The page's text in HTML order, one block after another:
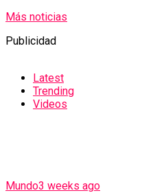
Más noticias
Publicidad
Latest
Trending
Videos
Mundo3 weeks ago